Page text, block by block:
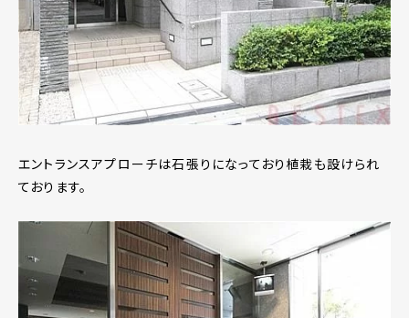
エントランスアプローチは石張りになっており植栽も設けられ
ております。